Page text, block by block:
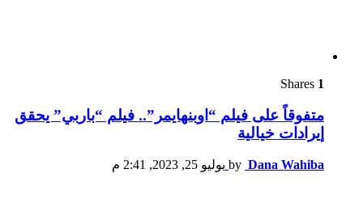
1
متفوقاً على فيلم “اوبنهايمر”.. فيلم “باربي” يحقق
إيرادات خيالية
by Dana Wahiba يوليو 25, 2023, 2:41 م